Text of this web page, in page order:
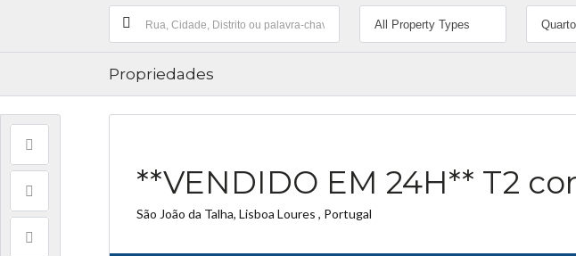
Propriedades
**VENDIDO EM 24H** T2
São João da Talha, Lisboa Loures , Portugal